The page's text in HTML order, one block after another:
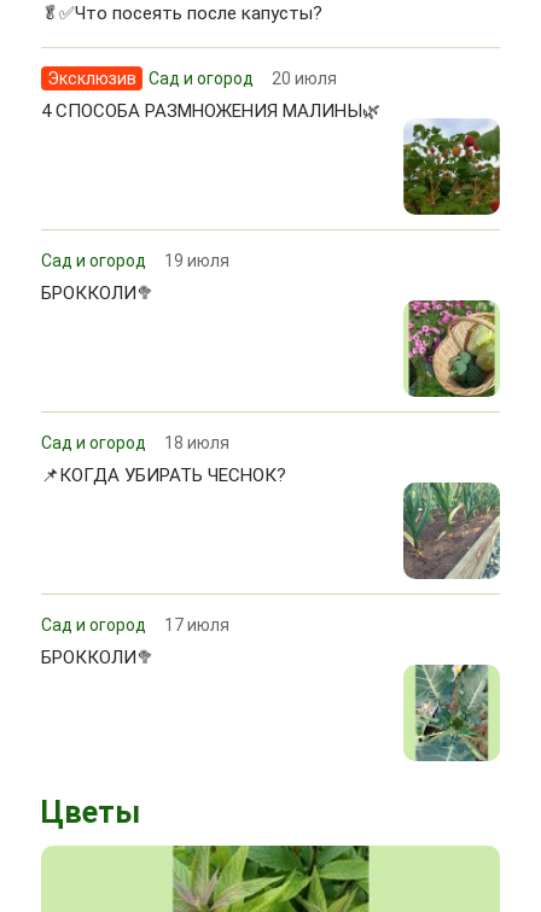
🥬✅Что посеять после капусты?
Эксклюзив Сад и огород 20 июля
4 СПОСОБА РАЗМНОЖЕНИЯ МАЛИНЫ🌿
Сад и огород 19 июля
БРОККОЛИ🥦
Сад и огород 18 июля
📌КОГДА УБИРАТЬ ЧЕСНОК?
Сад и огород 17 июля
БРОККОЛИ🥦
Цветы